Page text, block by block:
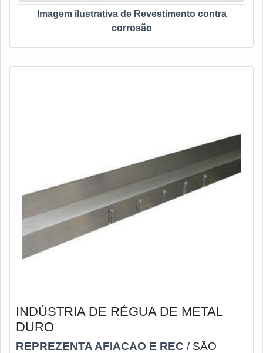
Imagem ilustrativa de Revestimento contra
corrosão
INDÚSTRIA DE RÉGUA DE METAL
DURO
REPREZENTA AFIACAO E REC / SÃO